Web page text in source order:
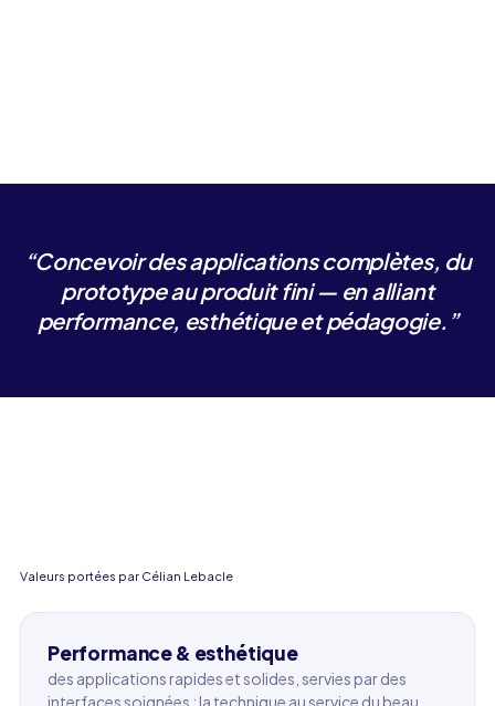
“Concevoir des applications complètes, du
prototype au produit fini — en alliant
performance, esthétique et pédagogie. ”
Valeurs portées par Célian Lebacle
Performance & esthétique
des applications rapides et solides, servies par des
interfaces soignées : la technique au service du beau.